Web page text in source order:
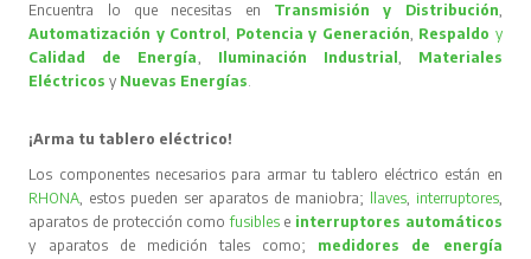
Encuentra lo que necesitas en Transmisión y Distribución,
Automatización y Control, Potencia y Generación, Respaldo y
Calidad de Energía, Iluminación Industrial , Materiales
Eléctricos y Nuevas Energías.
¡Arma tu tablero eléctrico!
Los componentes necesarios para armar tu tablero eléctrico están en
RHONA, estos pueden ser aparatos de maniobra; llaves, interruptores,
aparatos de protección comofusibles e interruptores automáticos
y aparatos de medición tales como; medidores de energía